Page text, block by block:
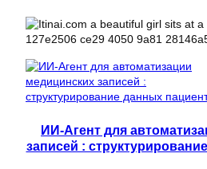
ИИ-Агент для
записей :